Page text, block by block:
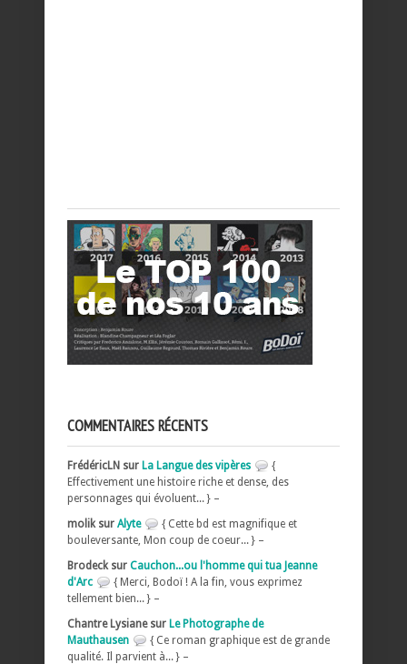
COMMENTAIRES RÉCENTS
FrédéricLN sur La Langue des vipères
{
Effectivement une histoire riche et dense, des
personnages qui évoluent... } –
molik sur Alyte
{ Cette bd est magnifique et
bouleversante, Mon coup de coeur... } –
Brodeck sur Cauchon...ou l'homme qui tua Jeanne
d'Arc
{ Merci, Bodoï ! A la fin, vous exprimez
tellement bien... } –
Chantre Lysiane sur Le Photographe de
Mauthausen
{ Ce roman graphique est de grande
qualité. Il parvient à... } –